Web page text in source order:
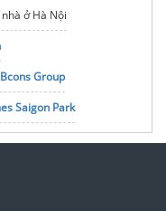
ở Hà Nội
Group
Saigon Park